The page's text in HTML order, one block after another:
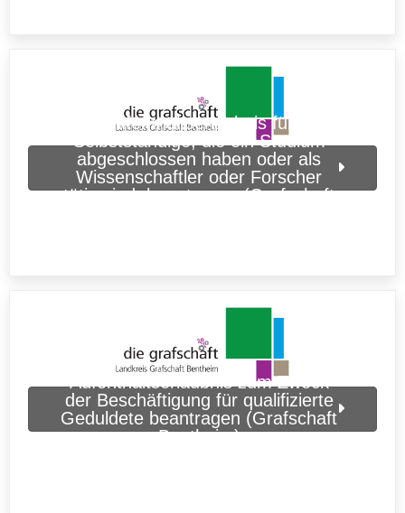
Aufenthaltserlaubnis für
Selbstständige, die ein Studium
abgeschlossen haben oder als
Wissenschaftler oder Forscher
tätig sind, beantragen (Grafschaft
Aufenthaltserlaubnis zum Zweck
der Beschäftigung für qualifizierte
Geduldete beantragen (Grafschaft
Bentheim)